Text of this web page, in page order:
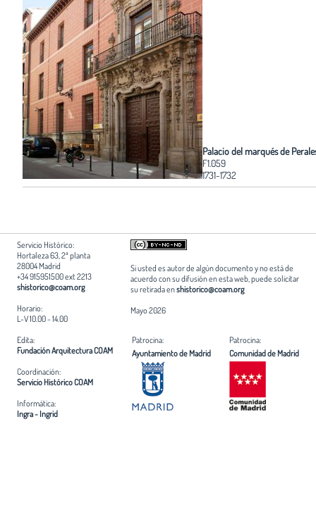
Palacio del marqués de
F1.059
1731-1732
Servicio Histórico:
Hortaleza 63, 2ª planta
28004 Madrid
+34 915951500 ext 2213
shistorico@coam.org
Horario:
L-V 10.00 - 14.00
Si usted es autor de algún documento y no está de
acuerdo con su difusión en esta web, puede solicitar
su retirada enshistorico@coam.org
Mayo 2026
Edita:
Fundación Arquitectura COAM
Coordinación:
Servicio Histórico COAM
Informática:
Ingra - Ingrid
Patrocina:
Ayuntamiento de Madrid
Patrocina:
Comunidad de Madrid